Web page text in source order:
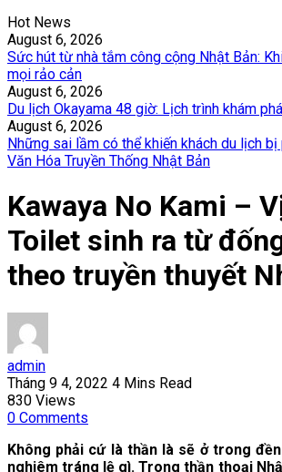
Hot News
August 6, 2026
Sức hút từ nhà tắm công cộng Nhật Bản:
mọi rảo cản
August 6, 2026
Du lịch Okayama 48 giờ: Lịch trình khám
August 6, 2026
Những sai lầm có thể khiến khách du lịch
Văn Hóa Truyền Thống Nhật Bản
Kawaya No Kami –
Toilet sinh ra từ
theo truyền thuyết
admin
Tháng 9 4, 2022 4 Mins Read
830 Views
0 Comments
Không phải cứ là thần là sẽ ở trong
nghiêm tráng lệ gì. Trong thần thoại